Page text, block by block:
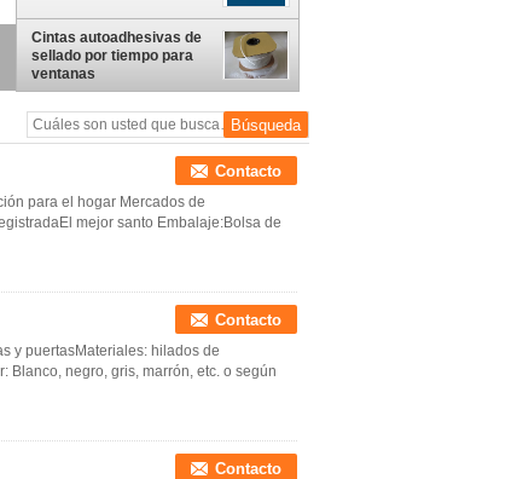
Cintas autoadhesivas de
sellado por tiempo para
ventanas
Contacto
para el hogar Mercados de
mejor santo Embalaje:Bolsa de
Contacto
y puertasMateriales: hilados de
Blanco, negro, gris, marrón, etc. o según
Contacto